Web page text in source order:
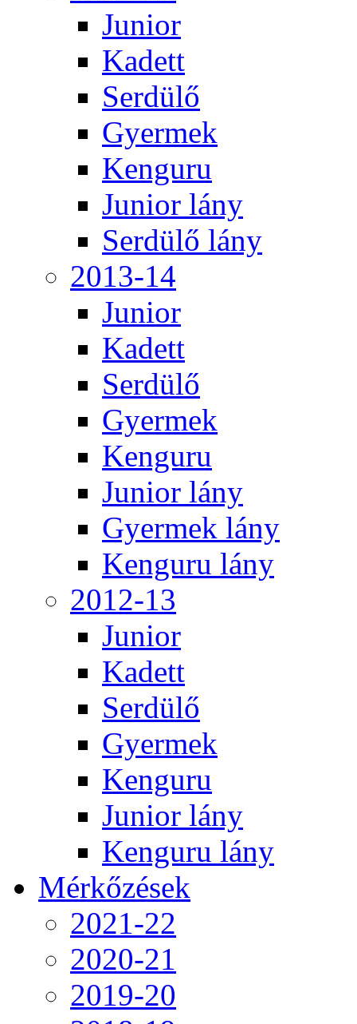
Junior
Kadett
Serdülő
Gyermek
Kenguru
Junior lány
Serdülő lány
2013-14
Junior
Kadett
Serdülő
Gyermek
Kenguru
Junior lány
Gyermek lány
Kenguru lány
2012-13
Junior
Kadett
Serdülő
Gyermek
Kenguru
Junior lány
Kenguru lány
Mérkőzések
2021-22
2020-21
2019-20